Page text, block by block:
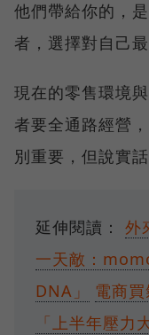
他們帶給你的，
者，選擇對自己
現在的零售環境
者要全通路經營
別重要，但說實
延伸閱讀： 外
一天敵：
DNA」
電商
「上半年壓力